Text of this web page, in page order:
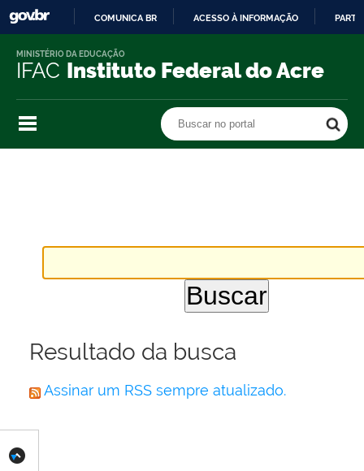
O
COMUNICA BR ACESSO À INFORMAÇÃO
IFAC Instituto Federal do Acre
MINISTÉRIO DA EDUCAÇÃO
Buscar no portal
Resultado da busca
Assinar um RSS sempre atualizado.